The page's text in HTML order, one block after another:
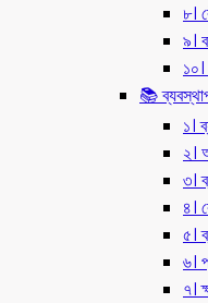
৮।
৯।
১০।
📚
১।
২।
৩।
৪।
৫।
৬।
৭।